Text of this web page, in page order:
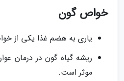
خواص گون
یاری به هضم غذا یکی از
ریشه گیاه گون در درمان
موثر است.